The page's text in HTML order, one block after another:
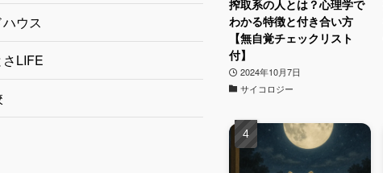
ウス
LIFE
搾取系の人とは？心理学で
わかる特徴と付き合い方
【無自覚チェックリスト
付】
2024年10月7日
サイコロジー